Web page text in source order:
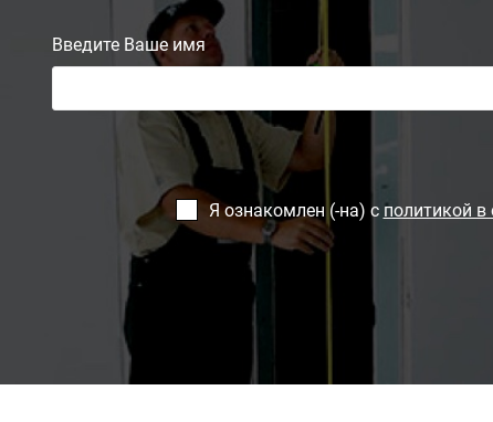
Введите Ваше имя
Я ознакомлен (-на) с политикой